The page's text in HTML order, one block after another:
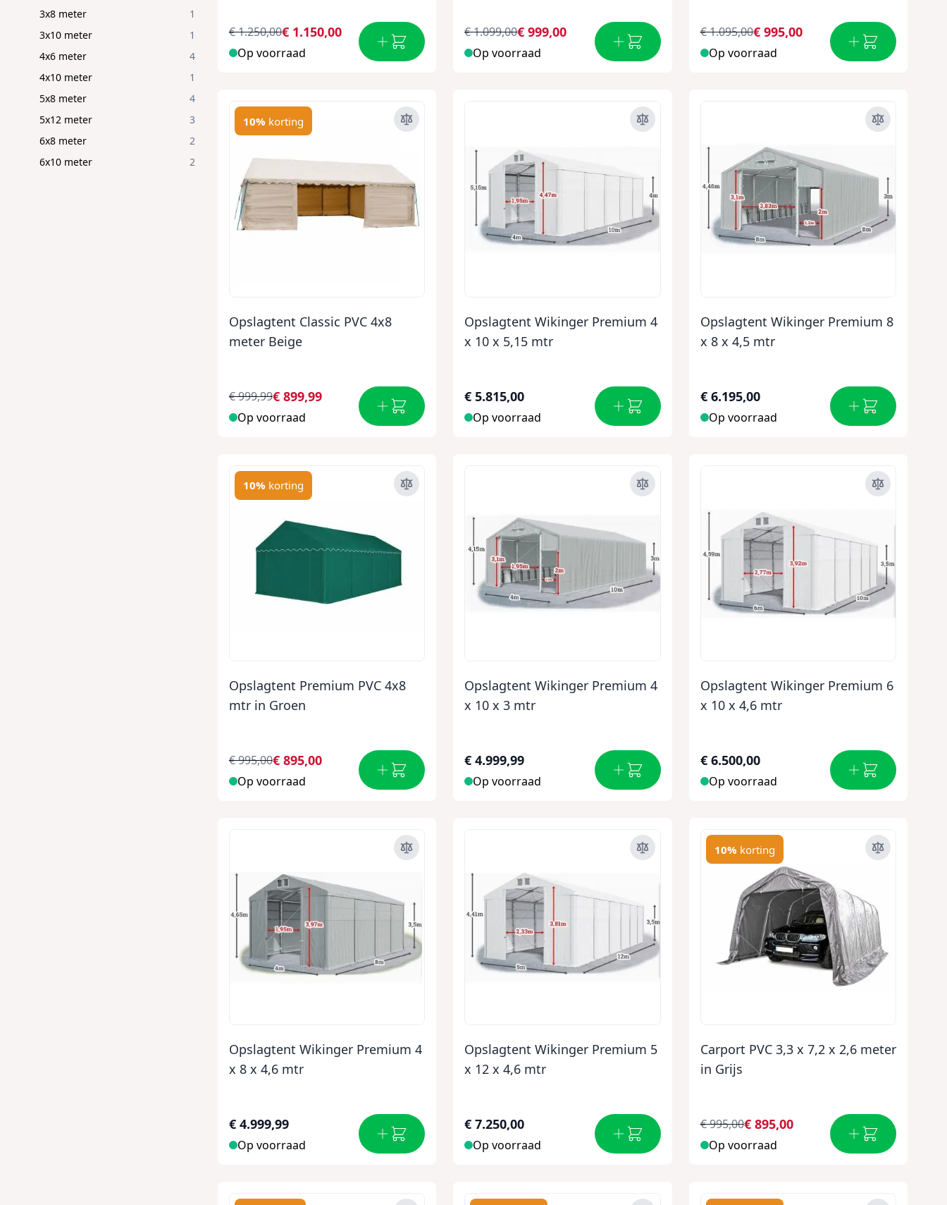
3x8 meter
1
3x10 meter
1
4x6 meter
4
4x10 meter
1
5x8 meter
4
5x12 meter
3
6x8 meter
2
6x10 meter
2
€ 1.150,00
€ 1.250,00
Op voorraad
€ 999,00
€ 1.099,00
Op voorraad
€ 995,00
€ 1.095,00
Op voorraad
10% korting
Opslagtent Classic PVC 4x8
meter Beige
€ 899,99
€ 999,99
Op voorraad
Opslagtent Wikinger Premium 4
x 10 x 5,15 mtr
€ 5.815,00
Op voorraad
Opslagtent Wikinger Premium 8
x 8 x 4,5 mtr
€ 6.195,00
Op voorraad
10% korting
Opslagtent Premium PVC 4x8
mtr in Groen
€ 895,00
€ 995,00
Op voorraad
Opslagtent Wikinger Premium 4
x 10 x 3 mtr
€ 4.999,99
Op voorraad
Opslagtent Wikinger Premium 6
x 10 x 4,6 mtr
€ 6.500,00
Op voorraad
Opslagtent Wikinger Premium 4
x 8 x 4,6 mtr
€ 4.999,99
Op voorraad
Opslagtent Wikinger Premium 5
x 12 x 4,6 mtr
€ 7.250,00
Op voorraad
10% korting
Carport PVC 3,3 x 7,2 x 2,6 meter
in Grijs
€ 895,00
€ 995,00
Op voorraad